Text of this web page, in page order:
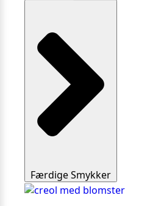
Færdige Smykker